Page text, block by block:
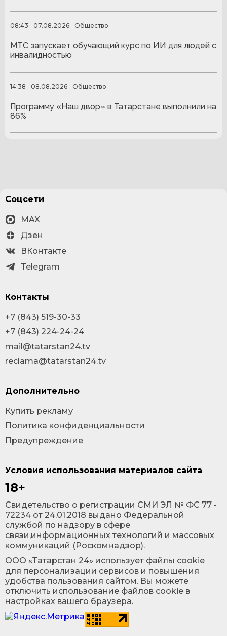
08:43 07.08.2026 Общество
МТС запускает обучающий курс по ИИ для людей с
инвалидностью
14:38 08.08.2026 Общество
Программу «Наш двор» в Татарстане выполнили на
86%
Условия использования материалов сайта
18+
Cвидетельство о регистрации СМИ ЭЛ № ФС 77 -
72234 от 24.01.2018 выдано Федеральной
службой по надзору в сфере
связи,информационных технологий и массовых
коммуникаций (Роскомнадзор).
ООО «Татарстан 24» использует файлы cookie
для персонализации сервисов и повышения
удобства пользования сайтом. Вы можете
отключить использование файлов cookie в
настройках вашего браузера.
Соцсети
MAX
Дзен
ВКонтакте
Telegram
Контакты
+7 (843) 519-30-33
+7 (843) 224-24-24
mail@tatarstan24.tv
reclama@tatarstan24.tv
Дополнительно
Купить рекламу
Политика конфиденциальности
Предупреждение